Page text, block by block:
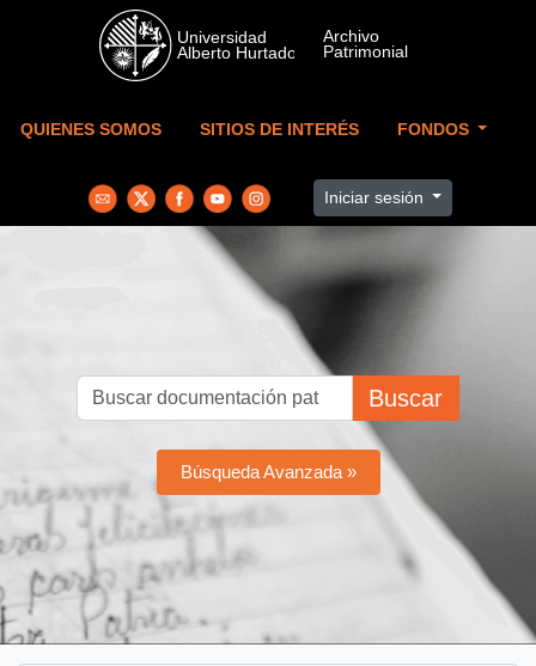
Skip to main content
QUIENES SOMOS SITIOS DE INTERÉS FONDOS
Iniciar sesión
Buscar
Búsqueda Avanzada »